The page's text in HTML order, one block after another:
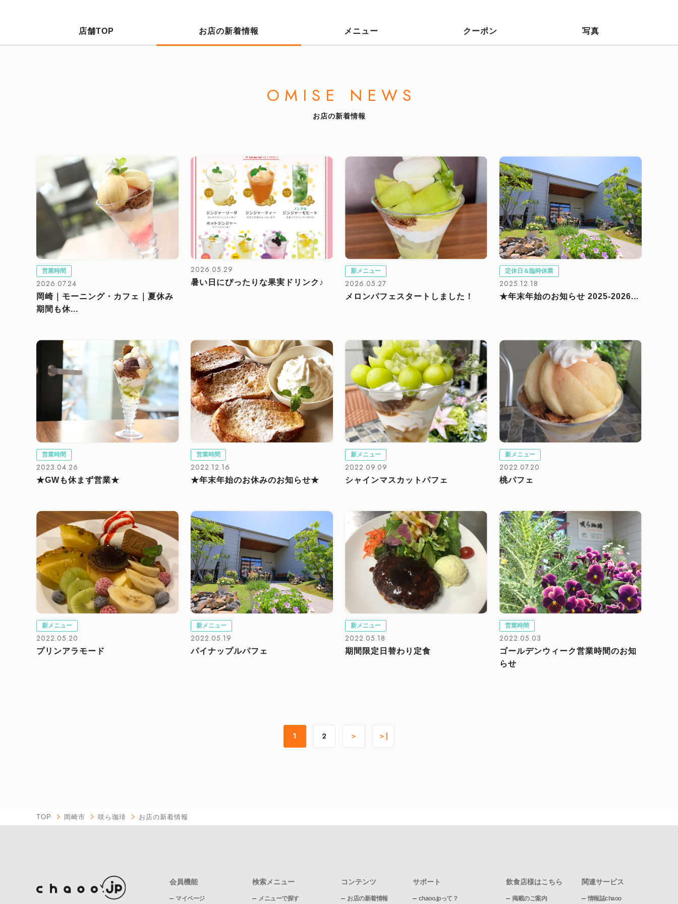
店舗TOP お店の新着情報 メニュー クーポン 写真
OMISE NEWS
お店の新着情報
営業時間
2026.07.24
岡崎｜モーニング・カフェ｜夏休み
期間も休...
2026.05.29
暑い日にぴったりな果実ドリンク♪
新メニュー
2026.05.27
メロンパフェスタートしました！
定休日＆臨時休業
2025.12.18
★年末年始のお知らせ 2025-2026...
営業時間
2023.04.26
★GWも休まず営業★
営業時間
2022.12.16
★年末年始のお休みのお知らせ★
新メニュー
2022.09.09
シャインマスカットパフェ
新メニュー
2022.07.20
桃パフェ
新メニュー
2022.05.20
プリンアラモード
新メニュー
2022.05.19
パイナップルパフェ
新メニュー
2022.05.18
期間限定日替わり定食
営業時間
2022.05.03
ゴールデンウィーク営業時間のお知
らせ
1 2 ＞ ＞|
TOP 岡崎市 咲ら珈琲 お店の新着情報
会員機能
マイページ
検索メニュー
メニューで探す
コンテンツ
お店の新着情報
サポート
chaoo.jpって？
飲食店様はこちら
掲載のご案内
関連サービス
情報誌chaoo